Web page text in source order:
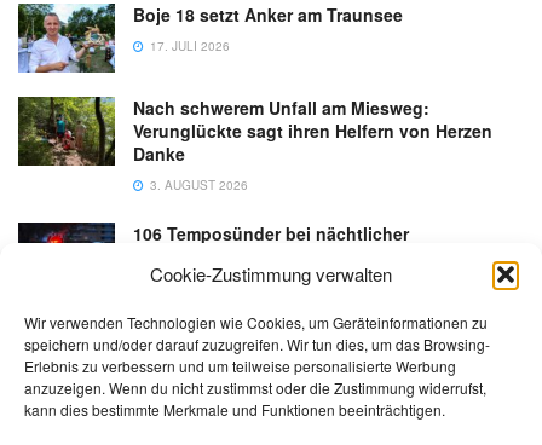
Cookie-Zustimmung verwalten
Wir verwenden Technologien wie Cookies, um Geräteinformationen zu
speichern und/oder darauf zuzugreifen. Wir tun dies, um das Browsing-
Erlebnis zu verbessern und um teilweise personalisierte Werbung
anzuzeigen. Wenn du nicht zustimmst oder die Zustimmung widerrufst,
kann dies bestimmte Merkmale und Funktionen beeinträchtigen.
Boje 18 setzt Anker am Traunsee
17. JULI 2026
Nach schwerem Unfall am Miesweg:
Verunglückte sagt ihren Helfern von Herzen
Danke
3. AUGUST 2026
106 Temposünder bei nächtlicher
18. JULI 2026